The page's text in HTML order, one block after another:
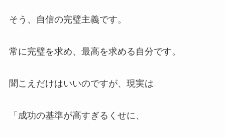
そう、自信の完璧主義です。
常に完璧を求め、最高を求める自分です。
聞こえだけはいいのですが、現実は
「成功の基準が高すぎるくせに、